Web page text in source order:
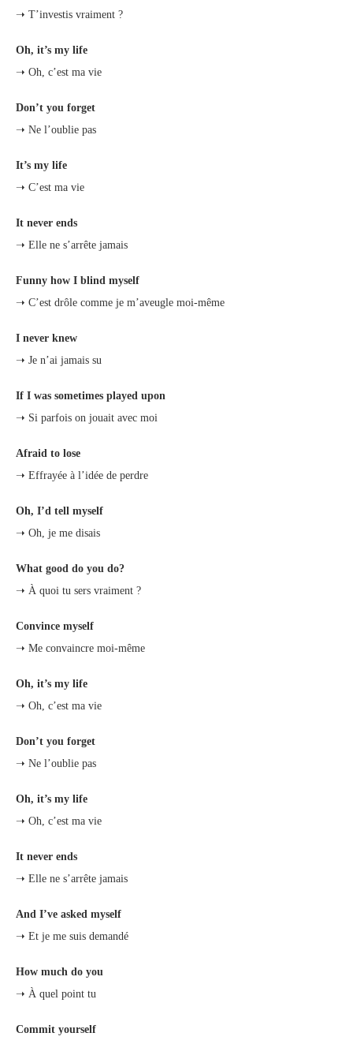
➝ T’investis vraiment ?
Oh, it’s my life
➝ Oh, c’est ma vie
Don’t you forget
➝ Ne l’oublie pas
It’s my life
➝ C’est ma vie
It never ends
➝ Elle ne s’arrête jamais
Funny how I blind myself
➝ C’est drôle comme je m’aveugle moi-même
I never knew
➝ Je n’ai jamais su
If I was sometimes played upon
➝ Si parfois on jouait avec moi
Afraid to lose
➝ Effrayée à l’idée de perdre
Oh, I’d tell myself
➝ Oh, je me disais
What good do you do?
➝ À quoi tu sers vraiment ?
Convince myself
➝ Me convaincre moi-même
Oh, it’s my life
➝ Oh, c’est ma vie
Don’t you forget
➝ Ne l’oublie pas
Oh, it’s my life
➝ Oh, c’est ma vie
It never ends
➝ Elle ne s’arrête jamais
And I’ve asked myself
➝ Et je me suis demandé
How much do you
➝ À quel point tu
Commit yourself